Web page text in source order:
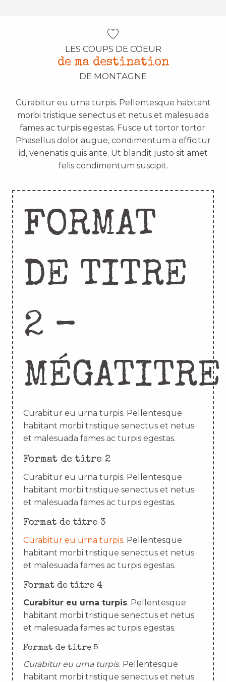
LES COUPS DE COEUR
de ma destination
DE MONTAGNE
Curabitur eu urna turpis. Pellentesque habitant
morbi tristique senectus et netus et malesuada
fames ac turpis egestas. Fusce ut tortor tortor.
Phasellus dolor augue, condimentum a efficitur
id, venenatis quis ante. Ut blandit justo sit amet
felis condimentum suscipit.
FORMAT
DE TITRE
2 –
MÉGATITRE
Curabitur eu urna turpis. Pellentesque
habitant morbi tristique senectus et netus
et malesuada fames ac turpis egestas.
Format de titre 2
Curabitur eu urna turpis. Pellentesque
habitant morbi tristique senectus et netus
et malesuada fames ac turpis egestas.
Format de titre 3
Curabitur eu urna turpis. Pellentesque
habitant morbi tristique senectus et netus
et malesuada fames ac turpis egestas.
Format de titre 4
Curabitur eu urna turpis. Pellentesque
habitant morbi tristique senectus et netus
et malesuada fames ac turpis egestas.
Format de titre 5
Curabitur eu urna turpis. Pellentesque
habitant morbi tristique senectus et netus